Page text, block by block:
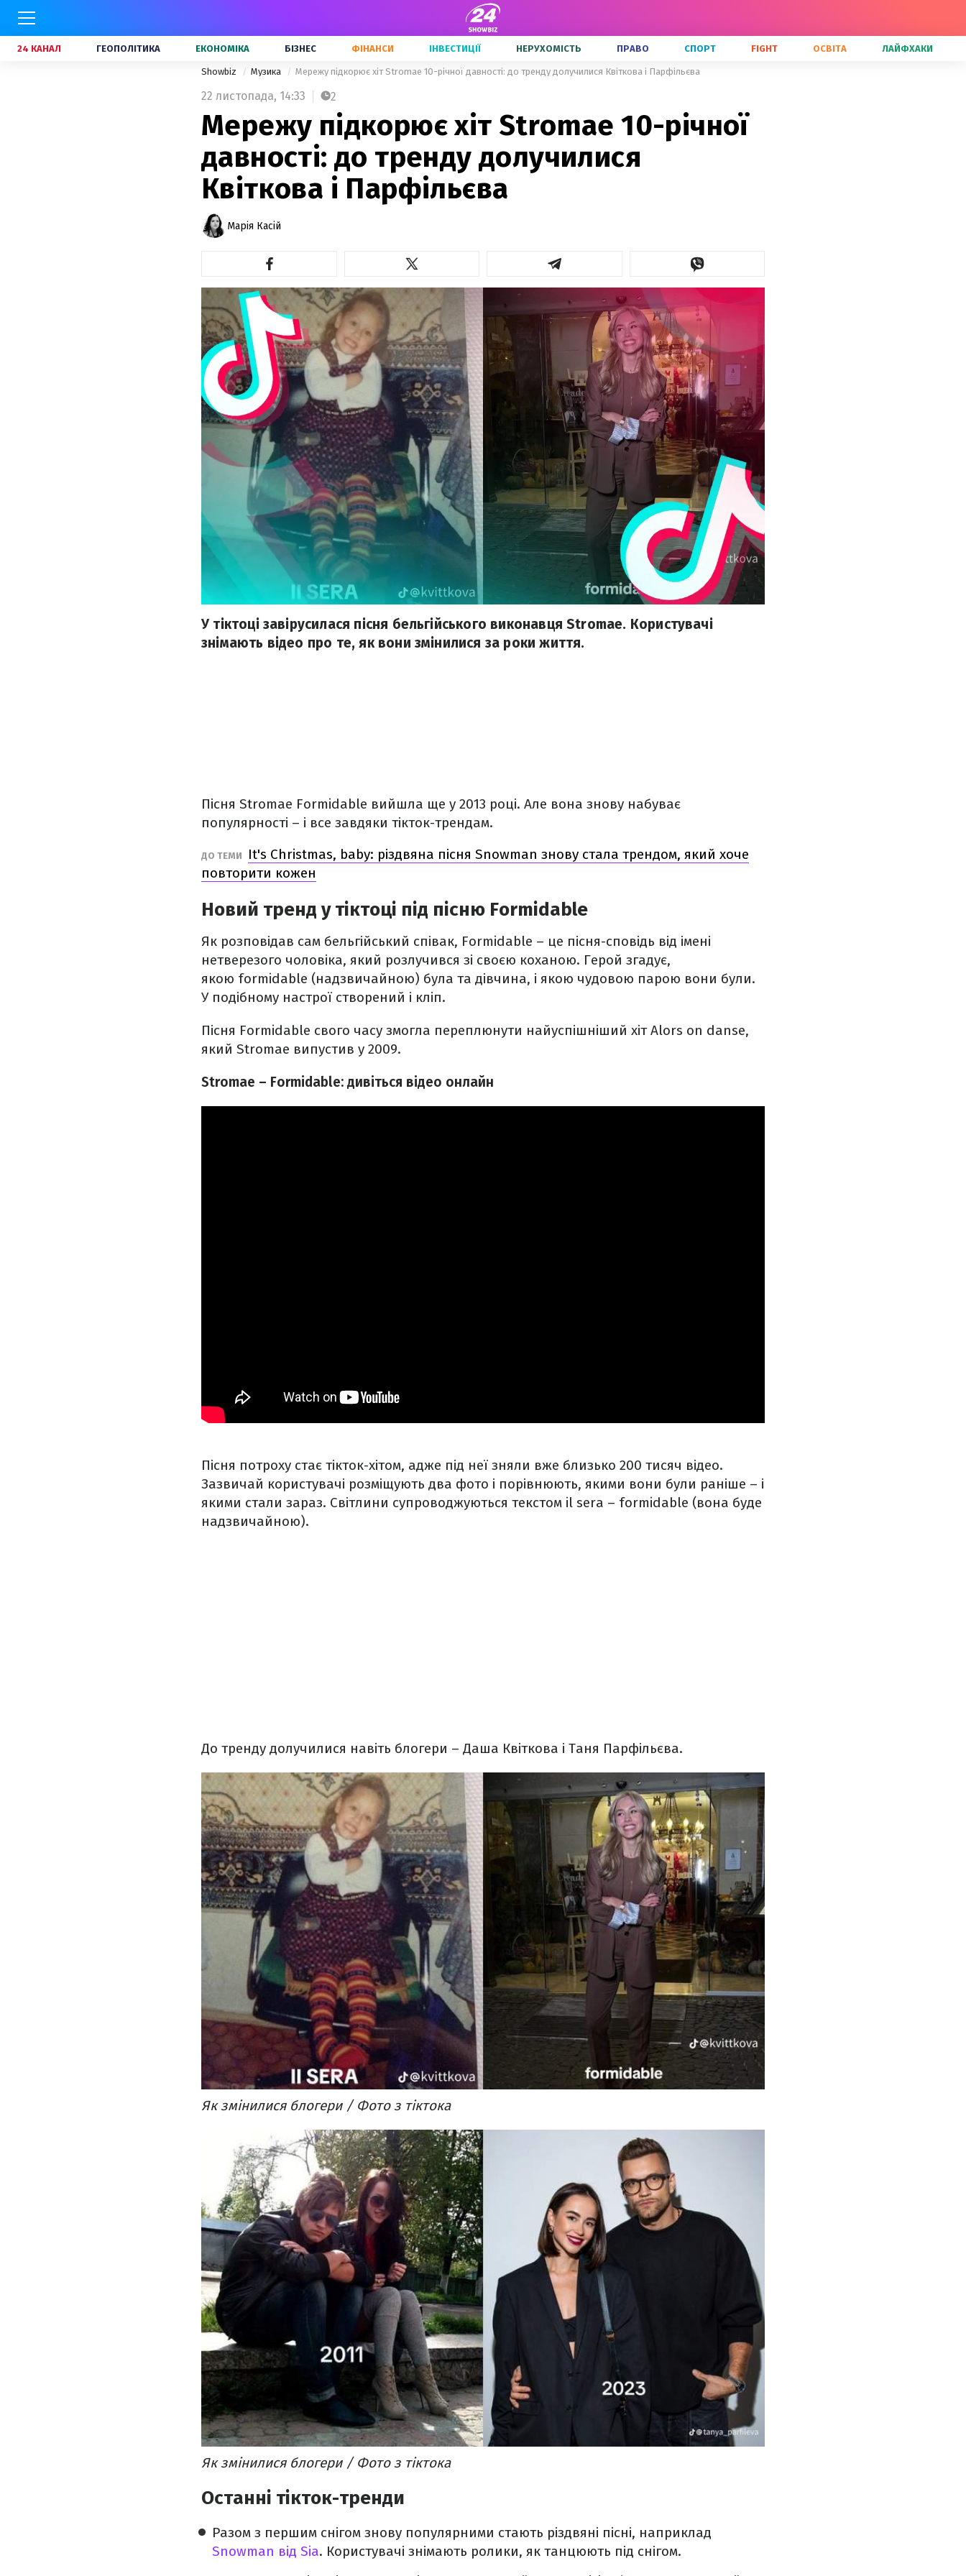
24 КАНАЛ ГЕОПОЛІТИКА ЕКОНОМІКА БІЗНЕС ФІНАНСИ ІНВЕСТИЦІЇ НЕРУХОМІСТЬ ПРАВО СПОРТ FIGHT ОСВІТА ЛАЙФХАКИ
Showbiz Музика Мережу підкорює хіт Stromae 10-річної давності: до тренду долучилися Квіткова і Парфільєва
22 листопада, 14:33 2
Мережу підкорює хіт Stromae 10-річної
давності: до тренду долучилися
Квіткова і Парфільєва
Марія Касій
У тіктоці завірусилася пісня бельгійського виконавця Stromae. Користувачі
знімають відео про те, як вони змінилися за роки життя.
Пісня Stromae Formidable вийшла ще у 2013 році. Але вона знову набуває
популярності – і все завдяки тікток-трендам.
ДО ТЕМИ
It's Christmas, baby: різдвяна пісня Snowman знову стала трендом, який хоче
повторити кожен
Новий тренд у тіктоці під пісню Formidable
Як розповідав сам бельгійський співак, Formidable – це пісня-сповідь від імені
нетверезого чоловіка, який розлучився зі своєю коханою. Герой згадує,
якою formidable (надзвичайною) була та дівчина, і якою чудовою парою вони були.
У подібному настрої створений і кліп.
Пісня Formidable свого часу змогла переплюнути найуспішніший хіт Alors on danse,
який Stromae випустив у 2009.
Stromae – Formidable: дивіться відео онлайн
Пісня потроху стає тікток-хітом, адже під неї зняли вже близько 200 тисяч відео.
Зазвичай користувачі розміщують два фото і порівнюють, якими вони були раніше – і
якими стали зараз. Світлини супроводжуються текстом il sera – formidable (вона буде
надзвичайною).
До тренду долучилися навіть блогери – Даша Квіткова і Таня Парфільєва.
Як змінилися блогери / Фото з тіктока
Як змінилися блогери / Фото з тіктока
Останні тікток-тренди
Разом з першим снігом знову популярними стають різдвяні пісні, наприклад
Snowman від Sia. Користувачі знімають ролики, як танцюють під снігом.